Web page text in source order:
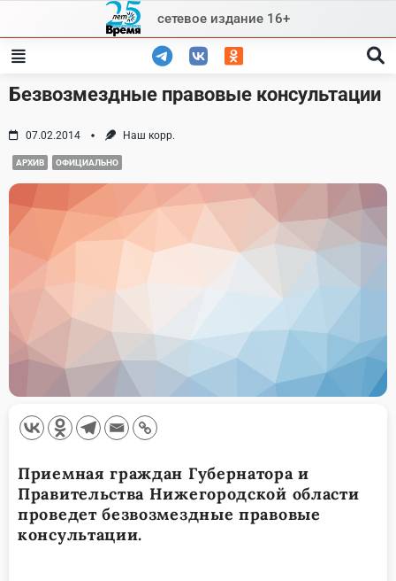
content
сетевое издание 16+
Безвозмездные правовые консультации
07.02.2014 Наш корр.
АРХИВ ОФИЦИАЛЬНО
Приемная граждан Губернатора и
Правительства Нижегородской области
проведет безвозмездные правовые
консультации.